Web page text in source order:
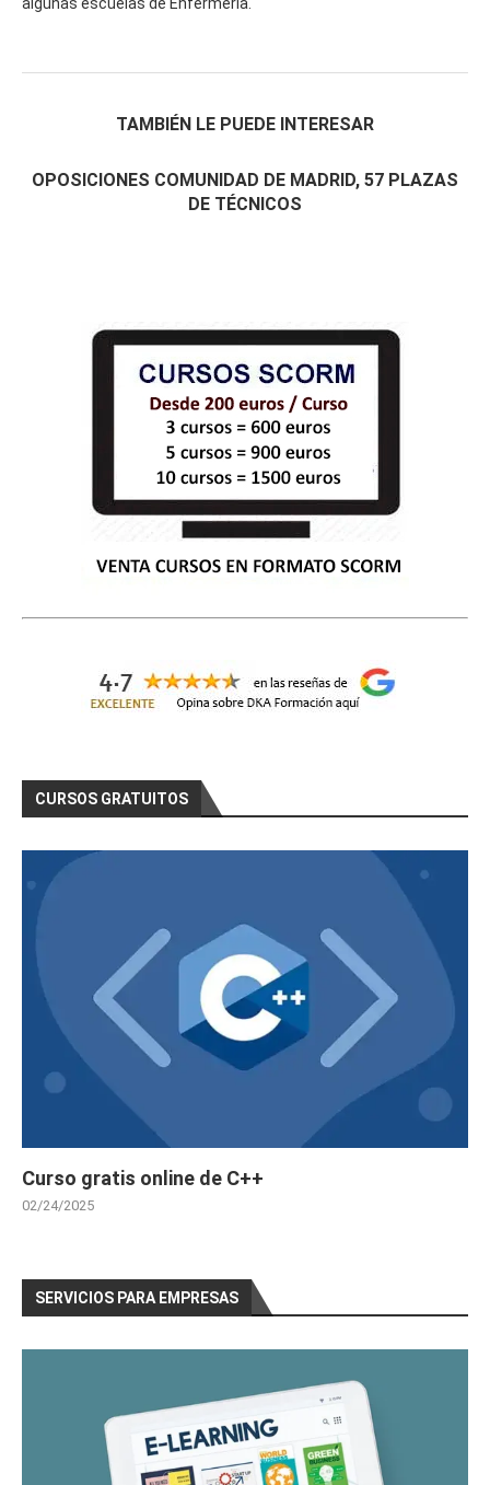
TAMBIÉN LE PUEDE INTERESAR
OPOSICIONES COMUNIDAD DE MADRID, 57 PLAZAS
DE TÉCNICOS
CURSOS GRATUITOS
Curso gratis online de C++
02/24/2025
SERVICIOS PARA EMPRESAS